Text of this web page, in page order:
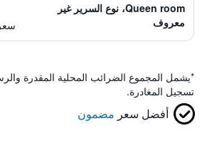
Queen room، نوع السرير غير
معروف
*يشمل المجموع الضرائب المحلية المقدرة
تسجيل المغادرة.
أفضل سعر مضمون